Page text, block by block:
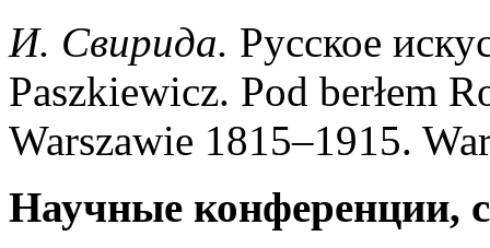
И. Свирида. Русское
Paszkiewicz. Pod berłem
Warszawie 1815–1915.
Научные конференции,